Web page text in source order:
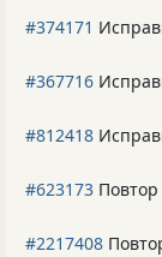
#374171
#367716
#812418
#623173
#2217408